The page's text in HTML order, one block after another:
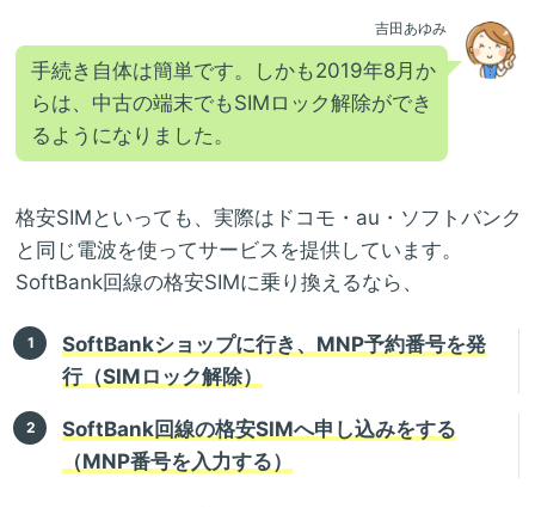
吉田あゆみ
手続き自体は簡単です。しかも2019年8月か
らは、中古の端末でもSIMロック解除ができ
るようになりました。
格安SIMといっても、実際はドコモ・au・ソフトバンク
と同じ電波を使ってサービスを提供しています。
SoftBank回線の格安SIMに乗り換えるなら、
SoftBankショップに行き、MNP予約番号を発
行（SIMロック解除）
SoftBank回線の格安SIMへ申し込みをする
（MNP番号を入力する）